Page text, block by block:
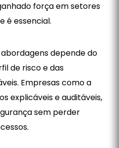
força em setores
é essencial.
depende do
de risco e das
Empresas como a
explicáveis e auditáveis,
sem perder